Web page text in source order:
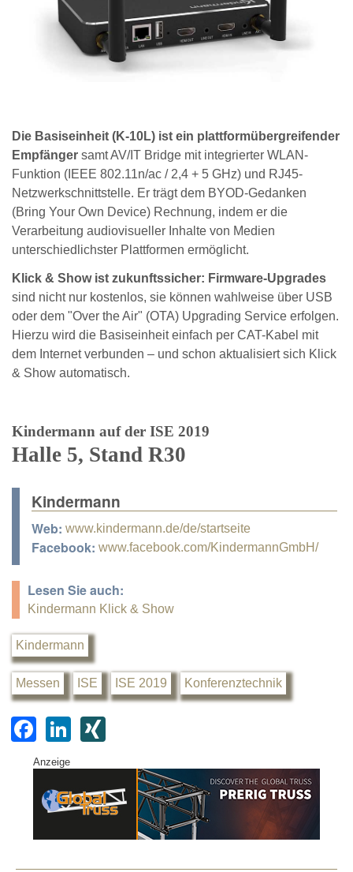
Die Basiseinheit (K-10L) ist ein plattformübergreifender
Empfänger samt AV/IT Bridge mit integrierter WLAN-
Funktion (IEEE 802.11n/ac / 2,4 + 5 GHz) und RJ45-
Netzwerkschnittstelle. Er trägt dem BYOD-Gedanken
(Bring Your Own Device) Rechnung, indem er die
Verarbeitung audiovisueller Inhalte von Medien
unterschiedlichster Plattformen ermöglicht.
Klick & Show ist zukunftssicher: Firmware-Upgrades
sind nicht nur kostenlos, sie können wahlweise über USB
oder dem "Over the Air" (OTA) Upgrading Service erfolgen.
Hierzu wird die Basiseinheit einfach per CAT-Kabel mit
dem Internet verbunden – und schon aktualisiert sich Klick
& Show automatisch.
Kindermann auf der ISE 2019
Halle 5, Stand R30
Kindermann
Web: www.kindermann.de/de/startseite
Facebook: www.facebook.com/KindermannGmbH/
Lesen Sie auch:
Kindermann Klick & Show
Kindermann
Messen ISE ISE 2019 Konferenztechnik
F
a
c
e
Li
k
e
G
Anzeige